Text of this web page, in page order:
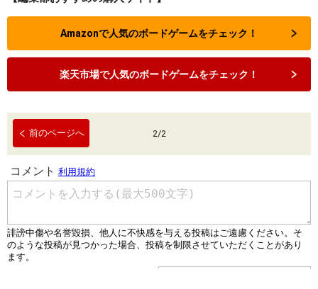
Amazonで人気のボードゲームをチェック！
楽天市場で人気のボードゲームをチェック！
前のページへ 2/2